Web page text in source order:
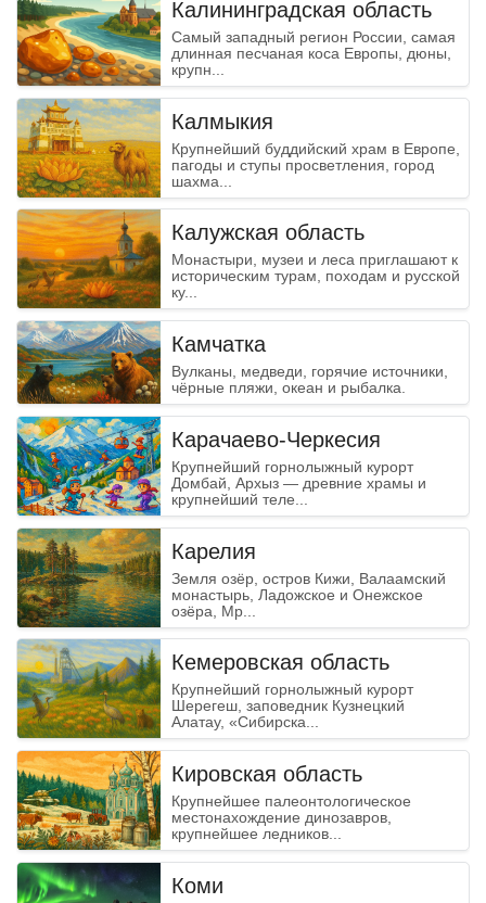
Калининградская область
Самый западный регион России, самая
длинная песчаная коса Европы, дюны,
крупн...
Калмыкия
Крупнейший буддийский храм в Европе,
пагоды и ступы просветления, город
шахма...
Калужская область
Монастыри, музеи и леса приглашают к
историческим турам, походам и русской
ку...
Камчатка
Вулканы, медведи, горячие источники,
чёрные пляжи, океан и рыбалка.
Карачаево-Черкесия
Крупнейший горнолыжный курорт
Домбай, Архыз — древние храмы и
крупнейший теле...
Карелия
Земля озёр, остров Кижи, Валаамский
монастырь, Ладожское и Онежское
озёра, Мр...
Кемеровская область
Крупнейший горнолыжный курорт
Шерегеш, заповедник Кузнецкий
Алатау, «Сибирска...
Кировская область
Крупнейшее палеонтологическое
местонахождение динозавров,
крупнейшее ледников...
Коми